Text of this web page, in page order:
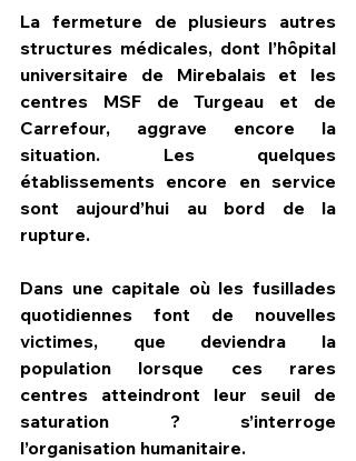
La fermeture de plusieurs autres
structures médicales, dont l’hôpital
universitaire de Mirebalais et les
centres MSF de Turgeau et de
Carrefour, aggrave encore la
situation. Les quelques
établissements encore en service
sont aujourd’hui au bord de la
rupture.
Dans une capitale où les fusillades
quotidiennes font de nouvelles
victimes, que deviendra la
population lorsque ces rares
centres atteindront leur seuil de
saturation ? s’interroge
l’organisation humanitaire.